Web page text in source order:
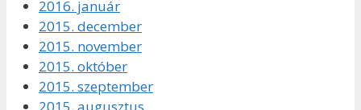
2016. január
2015. december
2015. november
2015. október
2015. szeptember